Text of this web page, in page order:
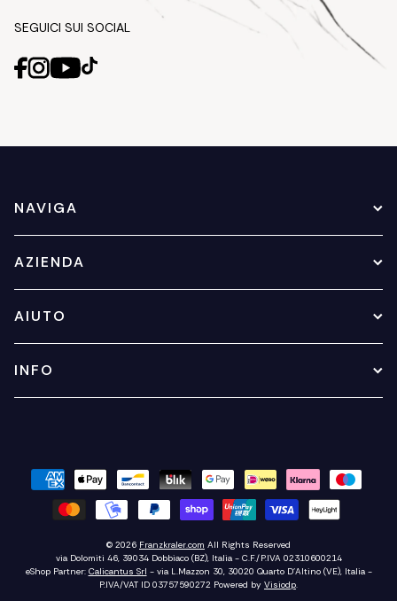
SEGUICI SUI SOCIAL
NAVIGA
AZIENDA
AIUTO
INFO
© 2026 Franzkraler.com All Rights Reserved
via Dolomiti 46, 39034 Dobbiaco (BZ), Italia - C.F./P.IVA 02310600214
eShop Partner: Calicantus Srl - via L.Mazzon 30, 30020 Quarto D'Altino (VE), Italia -
P.IVA/VAT ID 03757590272 Powered by Visiodp.